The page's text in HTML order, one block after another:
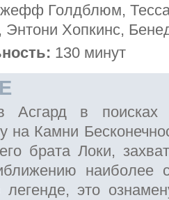
Голдблюм,
Хопкинс,
130 минут
Асгард в поисках
на Камни
брата Локи,
наиболее
легенде, это